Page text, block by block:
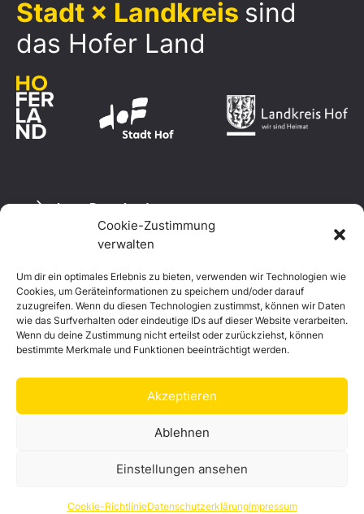
Cookie-Zustimmung
verwalten
Um dir ein optimales Erlebnis zu bieten, verwenden wir Technologien wie
Cookies, um Geräteinformationen zu speichern und/oder darauf
zuzugreifen. Wenn du diesen Technologien zustimmst, können wir Daten
wie das Surfverhalten oder eindeutige IDs auf dieser Website verarbeiten.
Wenn du deine Zustimmung nicht erteilst oder zurückziehst, können
bestimmte Merkmale und Funktionen beeinträchtigt werden.
Akzeptieren
Ablehnen
Einstellungen ansehen
Cookie-RichtlinieDatenschutzerklärungImpressum
Stadt × Landkreis sind
das Hofer Land
Logo Download
Datenschutzerklärung
Impressum
Cookie-Richtlinie (EU)